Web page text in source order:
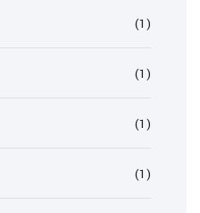
(1)
(1)
(1)
(1)